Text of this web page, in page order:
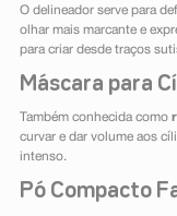
O delineador serve para
olhar mais marcante e
para criar desde traços
Máscara para
Também conhecida como
curvar e dar volume aos
intenso.
Pó Compacto